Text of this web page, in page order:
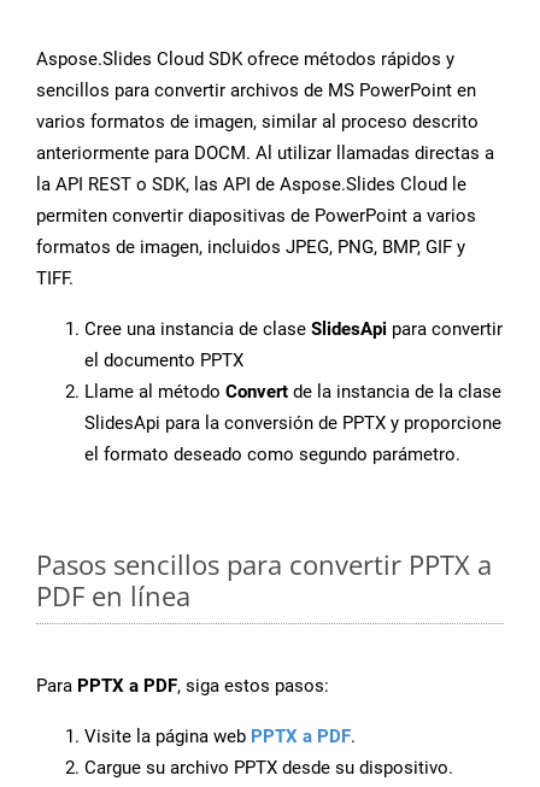
Aspose.Slides Cloud SDK ofrece métodos rápidos y
sencillos para convertir archivos de MS PowerPoint en
varios formatos de imagen, similar al proceso descrito
anteriormente para DOCM. Al utilizar llamadas directas a
la API REST o SDK, las API de Aspose.Slides Cloud le
permiten convertir diapositivas de PowerPoint a varios
formatos de imagen, incluidos JPEG, PNG, BMP, GIF y
TIFF.
Cree una instancia de clase SlidesApi para convertir
el documento PPTX
Llame al método Convert de la instancia de la clase
SlidesApi para la conversión de PPTX y proporcione
el formato deseado como segundo parámetro.
Pasos sencillos para convertir PPTX a
PDF en línea
Para PPTX a PDF, siga estos pasos:
Visite la página web PPTX a PDF.
Cargue su archivo PPTX desde su dispositivo.